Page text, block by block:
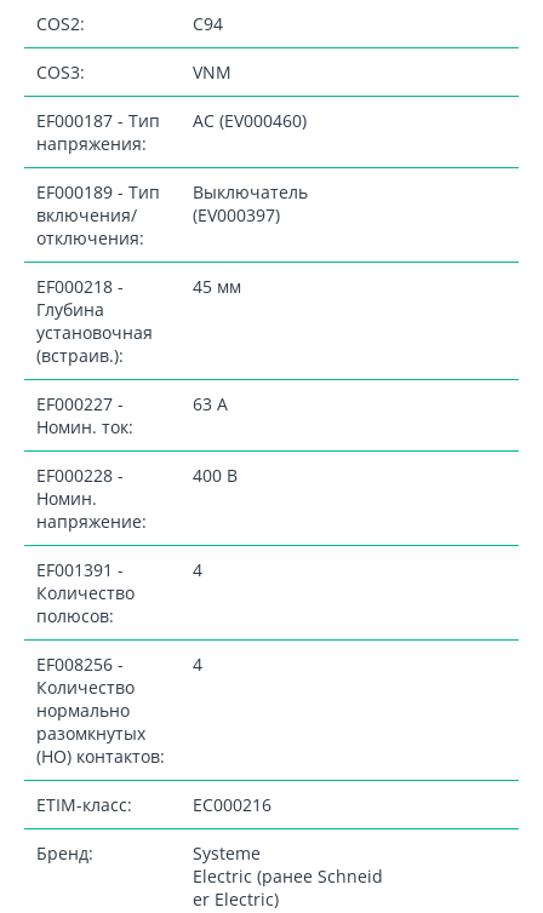
COS2: C94
COS3: VNM
EF000187 - Тип
напряжения:
AC (EV000460)
EF000189 - Тип
включения/
отключения:
Выключатель
(EV000397)
EF000218 -
Глубина
установочная
(встраив.):
45 мм
EF000227 -
Номин. ток:
63 А
EF000228 -
Номин.
напряжение:
400 В
EF001391 -
Количество
полюсов:
4
EF008256 -
Количество
нормально
разомкнутых
(НО) контактов:
4
ETIM-класс: EC000216
Бренд:
Systeme
Electric (ранее Schneid
er Electric)